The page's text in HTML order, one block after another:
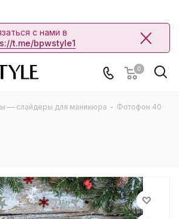
с нами в
t.me/bpwstyle1
0
— слайдеры для маникюра - Фотофон 40